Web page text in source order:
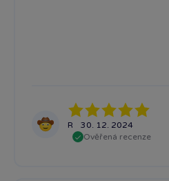
R
30. 12. 2024
Ověřená recenze